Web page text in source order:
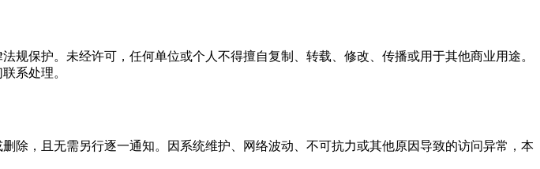
保护。未经许可，任何单位或个人不得擅自复制、转载、修改、传播或用于其他商业用途。
系处理。
除，且无需另行逐一通知。因系统维护、网络波动、不可抗力或其他原因导致的访问异常，本